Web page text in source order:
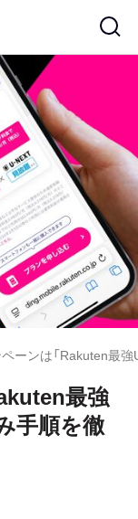
ーンは「Rakuten最
最強
手順を徹